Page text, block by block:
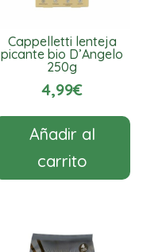
Cappelletti lenteja
picante bio D’Angelo
250g
4,99€
Añadir al
carrito